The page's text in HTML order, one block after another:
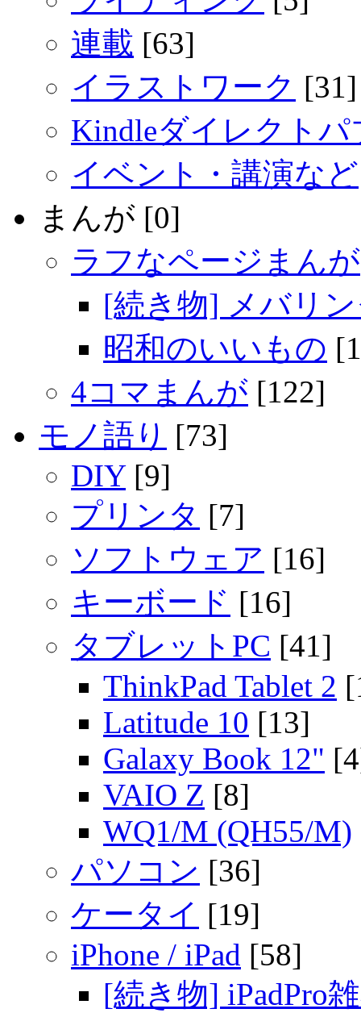
連載 [63]
イラストワーク [31]
Kindleダイレクト
イベント・講演など
まんが [0]
ラフなページまんが
[続き物] メバリ
昭和のいいもの
4コマまんが [122]
モノ語り [73]
DIY[9]
プリンタ [7]
ソフトウェア [16]
キーボード [16]
タブレットPC [41]
ThinkPad Tablet 2
Latitude 10 [13]
Galaxy Book 12"
VAIO Z [8]
WQ1/M (QH55/M)
パソコン [36]
ケータイ [19]
iPhone / iPad [58]
[続き物] iPadPro